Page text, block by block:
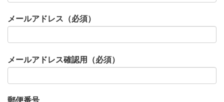
メールアドレス（必須）
メールアドレス確認用（必須）
郵便番号